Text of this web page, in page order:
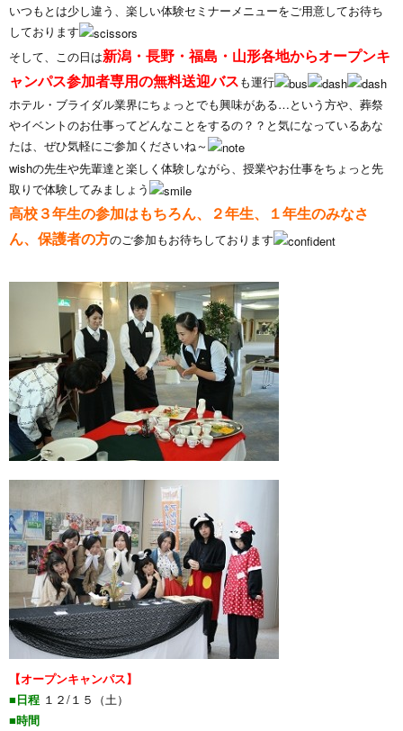
いつもとは少し違う、楽しい体験セミナーメニューをご用意してお待ち
しております
そして、この日は新潟・長野・福島・山形各地からオープンキ
ャンパス参加者専用の無料送迎バスも運行
ホテル・ブライダル業界にちょっとでも興味がある…という方や、葬祭
やイベントのお仕事ってどんなことをするの？？と気になっているあな
たは、ぜひ気軽にご参加くださいね～
wishの先生や先輩達と楽しく体験しながら、授業やお仕事をちょっと先
取りで体験してみましょう
高校３年生の参加はもちろん、２年生、１年生のみなさ
ん、保護者の方のご参加もお待ちしております
【オープンキャンパス】
■日程 １２/１５（土）
■時間